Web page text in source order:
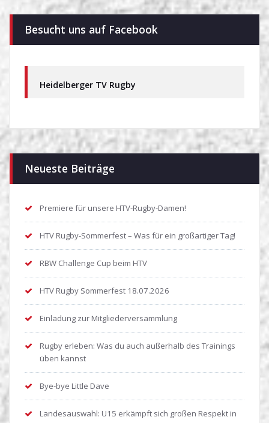
Besucht uns auf Facebook
Heidelberger TV Rugby
Neueste Beiträge
Premiere für unsere HTV-Rugby-Damen!
HTV Rugby-Sommerfest – Was für ein großartiger Tag!
RBW Challenge Cup beim HTV
HTV Rugby Sommerfest 18.07.2026
Einladung zur Mitgliederversammlung
Rugby erleben: Was du auch außerhalb des Trainings
üben kannst
Bye-bye Little Dave
Landesauswahl: U15 erkämpft sich großen Respekt in